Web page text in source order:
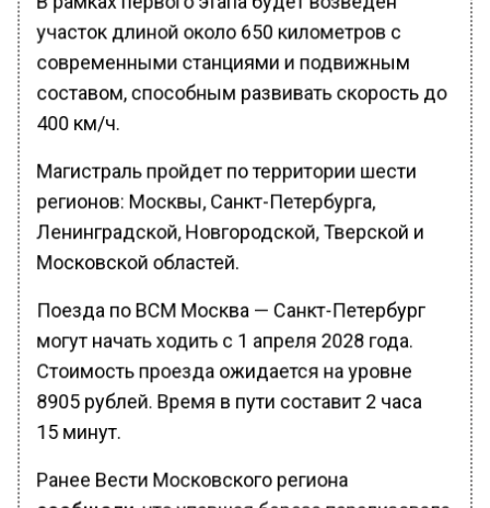
участок длиной около 650 километров с
современными станциями и подвижным
составом, способным развивать скорость до
400 км/ч.
Магистраль пройдет по территории шести
регионов: Москвы, Санкт-Петербурга,
Ленинградской, Новгородской, Тверской и
Московской областей.
Поезда по ВСМ Москва — Санкт-Петербург
могут начать ходить с 1 апреля 2028 года.
Стоимость проезда ожидается на уровне
8905 рублей. Время в пути составит 2 часа
15 минут.
Ранее Вести Московского региона